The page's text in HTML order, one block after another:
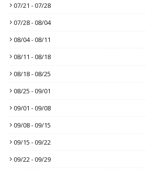
07/21 - 07/28
07/28 - 08/04
08/04 - 08/11
08/11 - 08/18
08/18 - 08/25
08/25 - 09/01
09/01 - 09/08
09/08 - 09/15
09/15 - 09/22
09/22 - 09/29